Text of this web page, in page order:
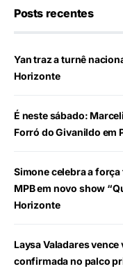
Posts recentes
Yan traz a turnê
Horizonte
É neste sábado:
Forró do Givanildo em
Simone celebra a
MPB em novo show
Horizonte
Laysa Valadares
confirmada no palco